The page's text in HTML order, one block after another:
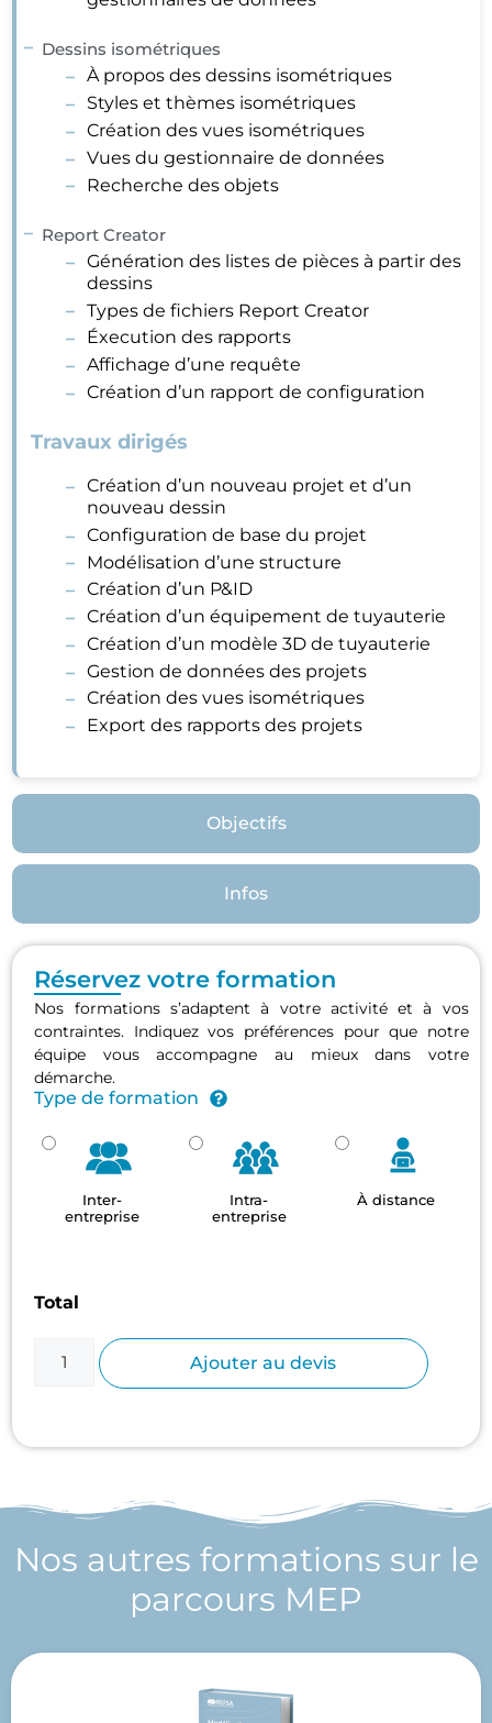
Objectifs
Infos
Dessins isométriques
À propos des dessins isométriques
Styles et thèmes isométriques
Création des vues isométriques
Vues du gestionnaire de données
Recherche des objets
Report Creator
Génération des listes de pièces à partir des
dessins
Types de fichiers Report Creator
Éxecution des rapports
Affichage d’une requête
Création d’un rapport de configuration
Travaux dirigés
Création d’un nouveau projet et d’un
nouveau dessin
Configuration de base du projet
Modélisation d’une structure
Création d’un P&ID
Création d’un équipement de tuyauterie
Création d’un modèle 3D de tuyauterie
Gestion de données des projets
Création des vues isométriques
Export des rapports des projets
Réservez votre formation
Nos formations s’adaptent à votre activité et à vos
contraintes. Indiquez vos préférences pour que notre
équipe vous accompagne au mieux dans votre
démarche.
Type de formation
Inter-
entreprise
Intra-
entreprise
À distance
Total
Ajouter au devis
Nos autres formations sur le
parcours MEP